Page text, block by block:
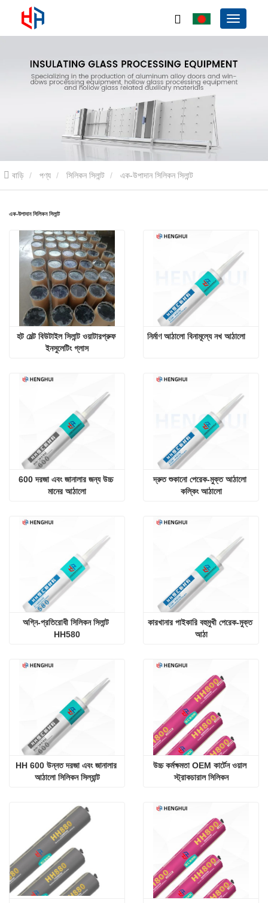
বাড়ি পণ্য সিলিকন সিলান্ট এক-উপাদান সিলিকন সিলান্ট
এক-উপাদান সিলিকন সিলান্ট
হট মেল্ট বিউটাইল সিলান্ট ওয়াটারপ্রুফ
ইনসুলেটিং গ্লাস
নির্মাণ আঠালো বিনামূল্যে নখ আঠালো
600 দরজা এবং জানালার জন্য উচ্চ
মানের আঠালো
দ্রুত শুকানো পেরেক-মুক্ত আঠালো
কল্কিং আঠালো
অগ্নি-প্রতিরোধী সিলিকন সিলান্ট
HH580
কারখানার পাইকারি বহুমুখী পেরেক-মুক্ত
আঠা
HH 600 উন্নত দরজা এবং জানালার
আঠালো সিলিকন সিল্যান্ট
উচ্চ কর্মক্ষমতা OEM কার্টেন ওয়াল
স্ট্রাকচারাল সিলিকন